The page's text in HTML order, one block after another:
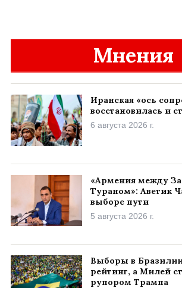
Мнения
Иранская «ось
восстановилась и
6 августа 2026 г.
«Армения между
Тураном»: Аветик
выборе пути
5 августа 2026 г.
Выборы в
рейтинг, а Милей
рупором Трампа